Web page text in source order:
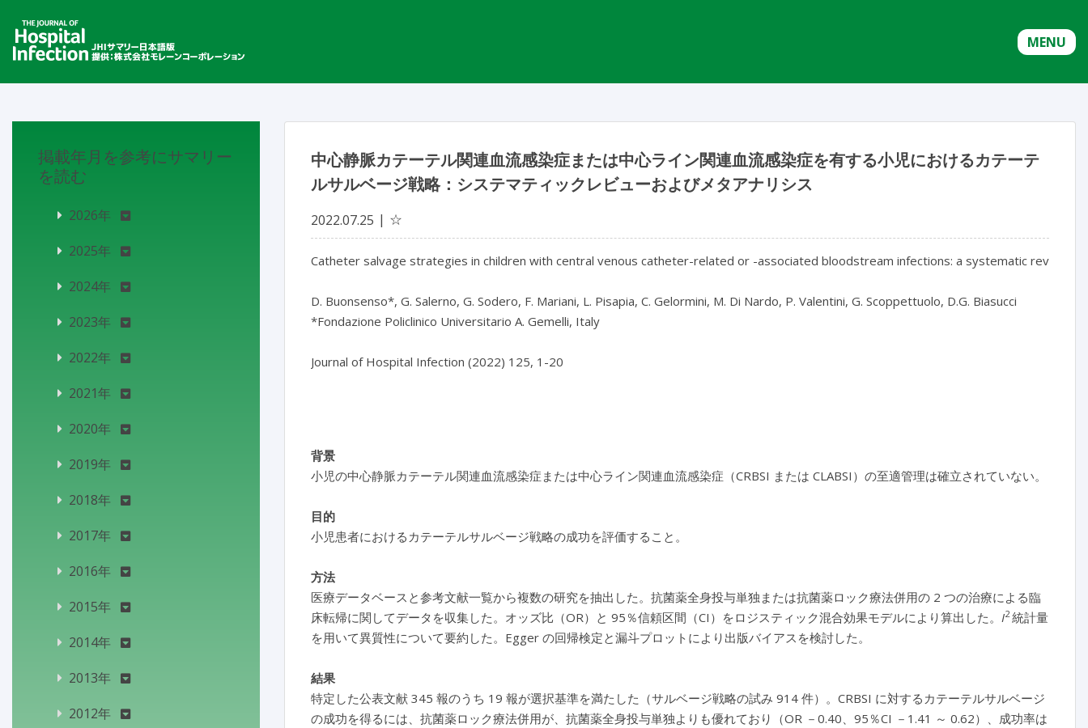
MENU
中心静脈カテーテル関連血流感染症または中心ライン関連血流感染症を有する小児におけるカテーテ
ルサルベージ戦略：システマティックレビューおよびメタアナリシス
2022.07.25 ☆
Catheter salvage strategies in children with central venous catheter-related or -associated bloodstream infections: a systematic review
D. Buonsenso*, G. Salerno, G. Sodero, F. Mariani, L. Pisapia, C. Gelormini, M. Di Nardo, P. Valentini, G. Scoppettuolo, D.G. Biasucci
*Fondazione Policlinico Universitario A. Gemelli, Italy
Journal of Hospital Infection (2022) 125, 1-20
背景
小児の中心静脈カテーテル関連血流感染症または中心ライン関連血流感染症（CRBSI または CLABSI）の至適管理は確立されていない。
目的
小児患者におけるカテーテルサルベージ戦略の成功を評価すること。
方法
医療データベースと参考文献一覧から複数の研究を抽出した。抗菌薬全身投与単独または抗菌薬ロック療法併用の 2 つの治療による臨
床転帰に関してデータを収集した。オッズ比（OR）と 95％信頼区間（CI）をロジスティック混合効果モデルにより算出した。 I2統計量
を用いて異質性について要約した。Egger の回帰検定と漏斗プロットにより出版バイアスを検討した。
結果
特定した公表文献 345 報のうち 19 報が選択基準を満たした（サルベージ戦略の試み 914 件）。CRBSI に対するカテーテルサルベージ
の成功を得るには、抗菌薬ロック療法併用が、抗菌薬全身投与単独よりも優れており（OR －0.40、95％CI －1.41 ～ 0.62）、成功率は
掲載年月を参考にサマリー
を読む
2026年
2025年
2024年
2023年
2022年
2021年
2020年
2019年
2018年
2017年
2016年
2015年
2014年
2013年
2012年